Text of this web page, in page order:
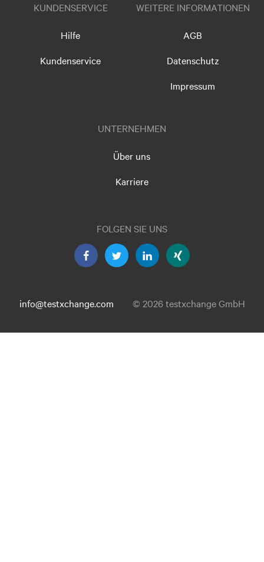
KUNDENSERVICE
Hilfe
Kundenservice
WEITERE INFORMATIONEN
AGB
Datenschutz
Impressum
UNTERNEHMEN
Über uns
Karriere
FOLGEN SIE UNS
info@testxchange.com © 2026 testxchange GmbH